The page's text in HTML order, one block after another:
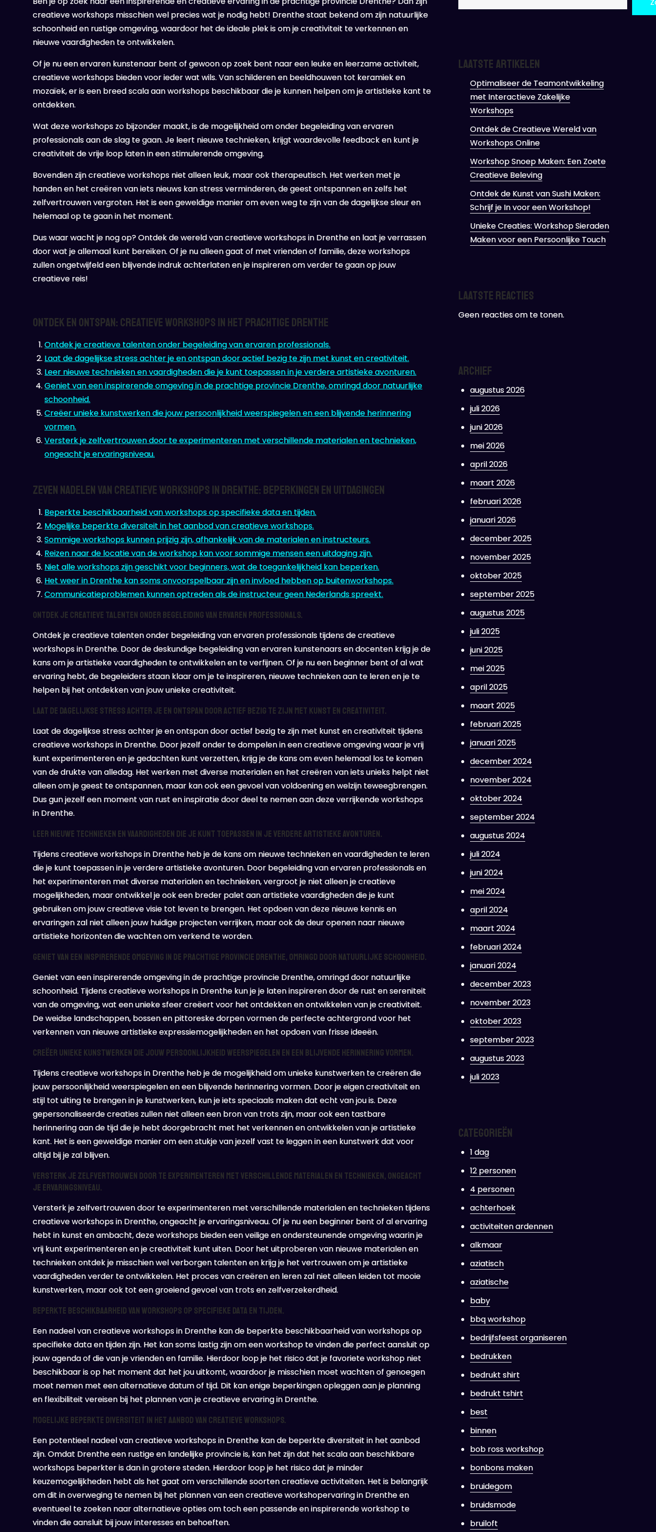
creatieve workshops misschien wel precies wat je nodig hebt! Drenthe staat bekend om zijn natuurlijke
schoonheid en rustige omgeving, waardoor het de ideale plek is om je creativiteit te verkennen en
nieuwe vaardigheden te ontwikkelen.
Of je nu een ervaren kunstenaar bent of gewoon op zoek bent naar een leuke en leerzame activiteit,
creatieve workshops bieden voor ieder wat wils. Van schilderen en beeldhouwen tot keramiek en
mozaïek, er is een breed scala aan workshops beschikbaar die je kunnen helpen om je artistieke kant te
ontdekken.
Wat deze workshops zo bijzonder maakt, is de mogelijkheid om onder begeleiding van ervaren
professionals aan de slag te gaan. Je leert nieuwe technieken, krijgt waardevolle feedback en kunt je
creativiteit de vrije loop laten in een stimulerende omgeving.
Bovendien zijn creatieve workshops niet alleen leuk, maar ook therapeutisch. Het werken met je
handen en het creëren van iets nieuws kan stress verminderen, de geest ontspannen en zelfs het
zelfvertrouwen vergroten. Het is een geweldige manier om even weg te zijn van de dagelijkse sleur en
helemaal op te gaan in het moment.
Dus waar wacht je nog op? Ontdek de wereld van creatieve workshops in Drenthe en laat je verrassen
door wat je allemaal kunt bereiken. Of je nu alleen gaat of met vrienden of familie, deze workshops
zullen ongetwijfeld een blijvende indruk achterlaten en je inspireren om verder te gaan op jouw
creatieve reis!
Ontdek en Ontspan: Creatieve Workshops in het Prachtige Drenthe
Ontdek je creatieve talenten onder begeleiding van ervaren professionals.
Laat de dagelijkse stress achter je en ontspan door actief bezig te zijn met kunst en creativiteit.
Leer nieuwe technieken en vaardigheden die je kunt toepassen in je verdere artistieke avonturen.
Geniet van een inspirerende omgeving in de prachtige provincie Drenthe, omringd door natuurlijke
schoonheid.
Creëer unieke kunstwerken die jouw persoonlijkheid weerspiegelen en een blijvende herinnering
vormen.
Versterk je zelfvertrouwen door te experimenteren met verschillende materialen en technieken,
ongeacht je ervaringsniveau.
Zeven Nadelen van Creatieve Workshops in Drenthe: Beperkingen en Uitdagingen
Beperkte beschikbaarheid van workshops op specifieke data en tijden.
Mogelijke beperkte diversiteit in het aanbod van creatieve workshops.
Sommige workshops kunnen prijzig zijn, afhankelijk van de materialen en instructeurs.
Reizen naar de locatie van de workshop kan voor sommige mensen een uitdaging zijn.
Niet alle workshops zijn geschikt voor beginners, wat de toegankelijkheid kan beperken.
Het weer in Drenthe kan soms onvoorspelbaar zijn en invloed hebben op buitenworkshops.
Communicatieproblemen kunnen optreden als de instructeur geen Nederlands spreekt.
Ontdek je creatieve talenten onder begeleiding van ervaren professionals.
Ontdek je creatieve talenten onder begeleiding van ervaren professionals tijdens de creatieve
workshops in Drenthe. Door de deskundige begeleiding van ervaren kunstenaars en docenten krijg je de
kans om je artistieke vaardigheden te ontwikkelen en te verfijnen. Of je nu een beginner bent of al wat
ervaring hebt, de begeleiders staan klaar om je te inspireren, nieuwe technieken aan te leren en je te
helpen bij het ontdekken van jouw unieke creativiteit.
Laat de dagelijkse stress achter je en ontspan door actief bezig te zijn met kunst en creativiteit.
Laat de dagelijkse stress achter je en ontspan door actief bezig te zijn met kunst en creativiteit tijdens
creatieve workshops in Drenthe. Door jezelf onder te dompelen in een creatieve omgeving waar je vrij
kunt experimenteren en je gedachten kunt verzetten, krijg je de kans om even helemaal los te komen
van de drukte van alledag. Het werken met diverse materialen en het creëren van iets unieks helpt niet
alleen om je geest te ontspannen, maar kan ook een gevoel van voldoening en welzijn teweegbrengen.
Dus gun jezelf een moment van rust en inspiratie door deel te nemen aan deze verrijkende workshops
in Drenthe.
Leer nieuwe technieken en vaardigheden die je kunt toepassen in je verdere artistieke avonturen.
Tijdens creatieve workshops in Drenthe heb je de kans om nieuwe technieken en vaardigheden te leren
die je kunt toepassen in je verdere artistieke avonturen. Door begeleiding van ervaren professionals en
het experimenteren met diverse materialen en technieken, vergroot je niet alleen je creatieve
mogelijkheden, maar ontwikkel je ook een breder palet aan artistieke vaardigheden die je kunt
gebruiken om jouw creatieve visie tot leven te brengen. Het opdoen van deze nieuwe kennis en
ervaringen zal niet alleen jouw huidige projecten verrijken, maar ook de deur openen naar nieuwe
artistieke horizonten die wachten om verkend te worden.
Geniet van een inspirerende omgeving in de prachtige provincie Drenthe, omringd door natuurlijke schoonheid.
Geniet van een inspirerende omgeving in de prachtige provincie Drenthe, omringd door natuurlijke
schoonheid. Tijdens creatieve workshops in Drenthe kun je je laten inspireren door de rust en sereniteit
van de omgeving, wat een unieke sfeer creëert voor het ontdekken en ontwikkelen van je creativiteit.
De weidse landschappen, bossen en pittoreske dorpen vormen de perfecte achtergrond voor het
verkennen van nieuwe artistieke expressiemogelijkheden en het opdoen van frisse ideeën.
Creëer unieke kunstwerken die jouw persoonlijkheid weerspiegelen en een blijvende herinnering vormen.
Tijdens creatieve workshops in Drenthe heb je de mogelijkheid om unieke kunstwerken te creëren die
jouw persoonlijkheid weerspiegelen en een blijvende herinnering vormen. Door je eigen creativiteit en
stijl tot uiting te brengen in je kunstwerken, kun je iets speciaals maken dat echt van jou is. Deze
gepersonaliseerde creaties zullen niet alleen een bron van trots zijn, maar ook een tastbare
herinnering aan de tijd die je hebt doorgebracht met het verkennen en ontwikkelen van je artistieke
kant. Het is een geweldige manier om een stukje van jezelf vast te leggen in een kunstwerk dat voor
altijd bij je zal blijven.
Versterk je zelfvertrouwen door te experimenteren met verschillende materialen en technieken, ongeacht
je ervaringsniveau.
Versterk je zelfvertrouwen door te experimenteren met verschillende materialen en technieken tijdens
creatieve workshops in Drenthe, ongeacht je ervaringsniveau. Of je nu een beginner bent of al ervaring
hebt in kunst en ambacht, deze workshops bieden een veilige en ondersteunende omgeving waarin je
vrij kunt experimenteren en je creativiteit kunt uiten. Door het uitproberen van nieuwe materialen en
technieken ontdek je misschien wel verborgen talenten en krijg je het vertrouwen om je artistieke
vaardigheden verder te ontwikkelen. Het proces van creëren en leren zal niet alleen leiden tot mooie
kunstwerken, maar ook tot een groeiend gevoel van trots en zelfverzekerdheid.
Beperkte beschikbaarheid van workshops op specifieke data en tijden.
Een nadeel van creatieve workshops in Drenthe kan de beperkte beschikbaarheid van workshops op
specifieke data en tijden zijn. Het kan soms lastig zijn om een workshop te vinden die perfect aansluit op
jouw agenda of die van je vrienden en familie. Hierdoor loop je het risico dat je favoriete workshop niet
beschikbaar is op het moment dat het jou uitkomt, waardoor je misschien moet wachten of genoegen
moet nemen met een alternatieve datum of tijd. Dit kan enige beperkingen opleggen aan je planning
en flexibiliteit vereisen bij het plannen van je creatieve ervaring in Drenthe.
Mogelijke beperkte diversiteit in het aanbod van creatieve workshops.
Een potentieel nadeel van creatieve workshops in Drenthe kan de beperkte diversiteit in het aanbod
zijn. Omdat Drenthe een rustige en landelijke provincie is, kan het zijn dat het scala aan beschikbare
workshops beperkter is dan in grotere steden. Hierdoor loop je het risico dat je minder
keuzemogelijkheden hebt als het gaat om verschillende soorten creatieve activiteiten. Het is belangrijk
om dit in overweging te nemen bij het plannen van een creatieve workshopervaring in Drenthe en
eventueel te zoeken naar alternatieve opties om toch een passende en inspirerende workshop te
vinden die aansluit bij jouw interesses en behoeften.
Laatste artikelen
Optimaliseer de Teamontwikkeling
met Interactieve Zakelijke
Workshops
Ontdek de Creatieve Wereld van
Workshops Online
Workshop Snoep Maken: Een Zoete
Creatieve Beleving
Ontdek de Kunst van Sushi Maken:
Schrijf je In voor een Workshop!
Unieke Creaties: Workshop Sieraden
Maken voor een Persoonlijke Touch
Laatste reacties
Geen reacties om te tonen.
Archief
augustus 2026
juli 2026
juni 2026
mei 2026
april 2026
maart 2026
februari 2026
januari 2026
december 2025
november 2025
oktober 2025
september 2025
augustus 2025
juli 2025
juni 2025
mei 2025
april 2025
maart 2025
februari 2025
januari 2025
december 2024
november 2024
oktober 2024
september 2024
augustus 2024
juli 2024
juni 2024
mei 2024
april 2024
maart 2024
februari 2024
januari 2024
december 2023
november 2023
oktober 2023
september 2023
augustus 2023
juli 2023
Categorieën
1 dag
12 personen
4 personen
achterhoek
activiteiten ardennen
alkmaar
aziatisch
aziatische
baby
bbq workshop
bedrijfsfeest organiseren
bedrukken
bedrukt shirt
bedrukt tshirt
best
binnen
bob ross workshop
bonbons maken
bruidegom
bruidsmode
bruiloft